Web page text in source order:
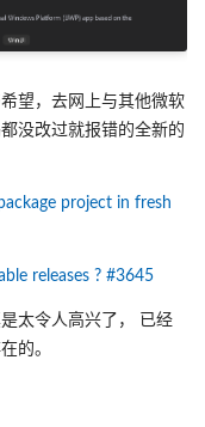
望，去网上与其他微软
没改过就报错的全新的
project in fresh
releases ? #3645
太令人高兴了， 已经
的。